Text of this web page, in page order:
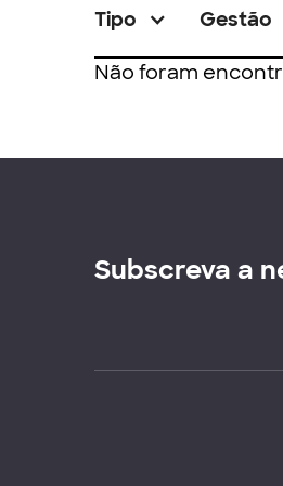
Tipo Gestão
Não foram
Subscreva a